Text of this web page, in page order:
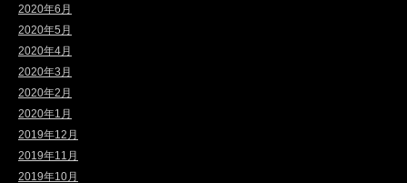
2020年6月
2020年5月
2020年4月
2020年3月
2020年2月
2020年1月
2019年12月
2019年11月
2019年10月